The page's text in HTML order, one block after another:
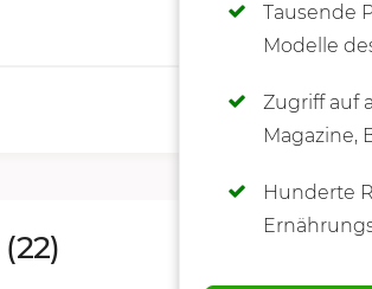
Tausende
Modelle
Zugriff auf
Magazine,
Hunderte
(22)